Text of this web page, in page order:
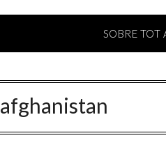
SOBRE TOT
afghanistan